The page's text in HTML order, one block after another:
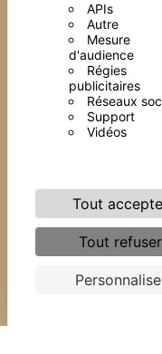
APIs
Autre
Mesure
d'audience
Régies
publicitaires
Réseaux
Support
Vidéos
Tout
Tout refuser
par